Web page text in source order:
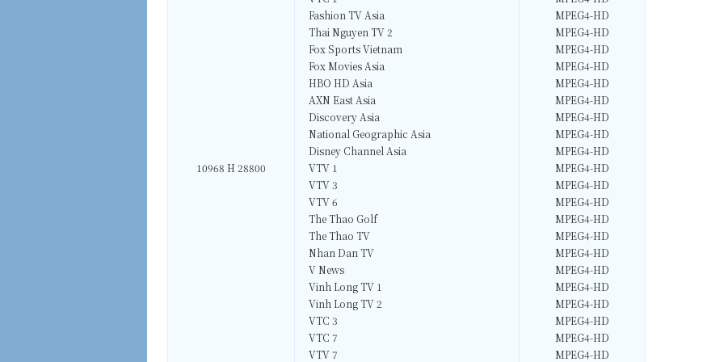
10968 H 28800
Fashion TV Asia
Thai Nguyen TV 2
Fox Sports Vietnam
Fox Movies Asia
HBO HD Asia
AXN East Asia
Discovery Asia
National Geographic Asia
Disney Channel Asia
VTV 1
VTV 3
VTV 6
The Thao Golf
The Thao TV
Nhan Dan TV
V News
Vinh Long TV 1
Vinh Long TV 2
VTC 3
VTC 7
VTV 7
MPEG4-HD
MPEG4-HD
MPEG4-HD
MPEG4-HD
MPEG4-HD
MPEG4-HD
MPEG4-HD
MPEG4-HD
MPEG4-HD
MPEG4-HD
MPEG4-HD
MPEG4-HD
MPEG4-HD
MPEG4-HD
MPEG4-HD
MPEG4-HD
MPEG4-HD
MPEG4-HD
MPEG4-HD
MPEG4-HD
MPEG4-HD